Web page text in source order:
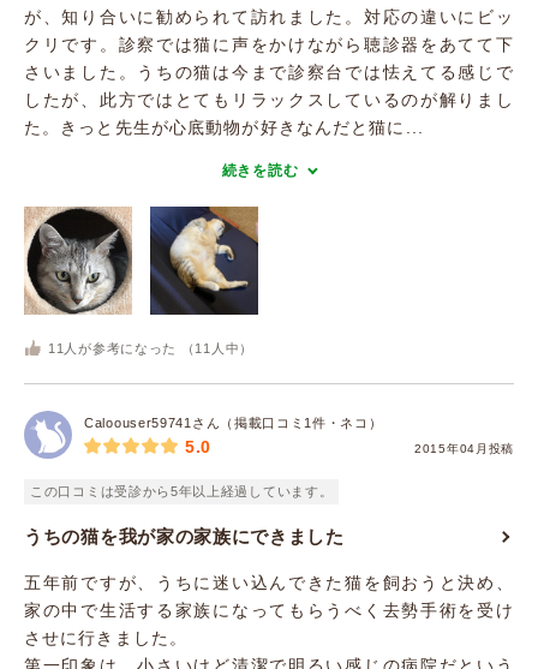
が、知り合いに勧められて訪れました。対応の違いにビッ
クリです。診察では猫に声をかけながら聴診器をあてて下
さいました。うちの猫は今まで診察台では怯えてる感じで
したが、此方ではとてもリラックスしているのが解りまし
た。きっと先生が心底動物が好きなんだと猫に...
続きを読む
11 人が参考になった （ 11 人中）
Caloouser59741さん（掲載口コミ1件・ネコ）
2015年04月投稿
5.0
この口コミは受診から5年以上経過しています。
うちの猫を我が家の家族にできました
五年前ですが、うちに迷い込んできた猫を飼おうと決め、
家の中で生活する家族になってもらうべく去勢手術を受け
させに行きました。